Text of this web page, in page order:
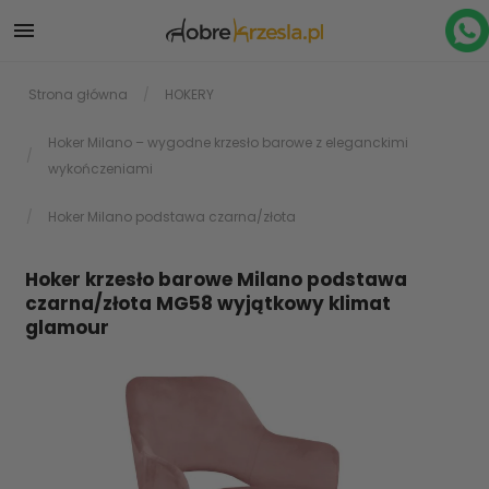

Strona główna HOKERY
Hoker Milano – wygodne krzesło barowe z eleganckimi
wykończeniami
Hoker Milano podstawa czarna/złota
Hoker krzesło barowe Milano podstawa
czarna/złota MG58 wyjątkowy klimat
glamour